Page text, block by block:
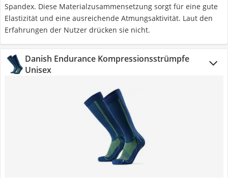
Spandex. Diese Materialzusammensetzung sorgt für eine gute
Elastizität und eine ausreichende Atmungsaktivität. Laut den
Erfahrungen der Nutzer drücken sie nicht.
Danish Endurance Kompressionsstrümpfe
Unisex